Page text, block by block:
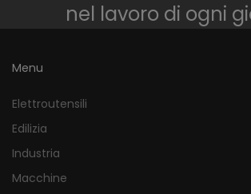
nel lavoro di ogni
Menu
Elettroutensili
Edilizia
Industria
Macchine